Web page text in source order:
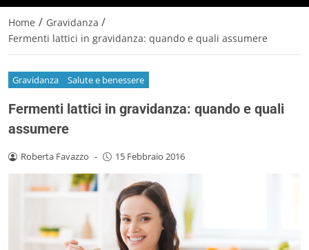
Home / Gravidanza /
Fermenti lattici in gravidanza: quando e quali assumere
Gravidanza Salute e benessere
Fermenti lattici in gravidanza: quando e quali
assumere
Roberta Favazzo - 15 Febbraio 2016